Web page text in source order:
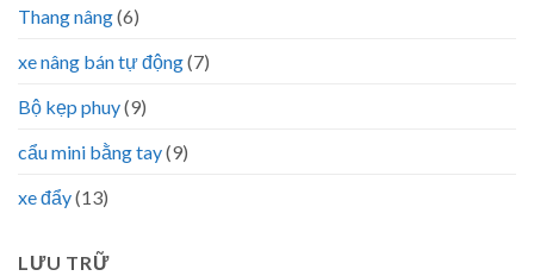
Thang nâng(6)
xe nâng bán tự động(7)
Bộ kẹp phuy(9)
cẩu mini bằng tay(9)
xe đẩy(13)
LƯU TRỮ